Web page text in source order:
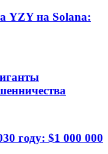
YZY на Solana:
году: $1 000 000